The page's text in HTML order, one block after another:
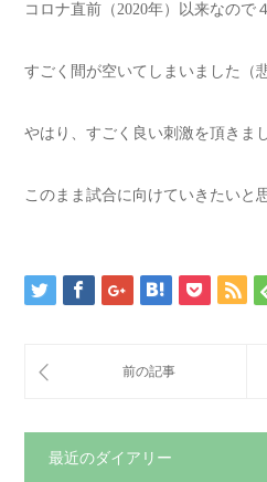
コロナ直前（2020年）以来なので
すごく間が空いてしまいました（
やはり、すごく良い刺激を頂きま
このまま試合に向けていきたいと
最近のダイアリー